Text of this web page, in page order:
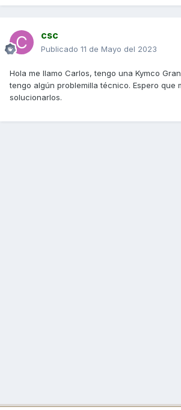
csc
Publicado 11 de Mayo del 2023
Hola me llamo Carlos, tengo una Kymco
tengo algún problemilla técnico. Espero que
solucionarlos.